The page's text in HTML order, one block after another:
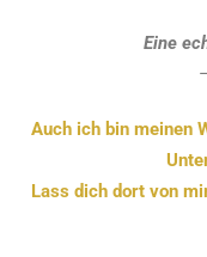
Eine
Auch ich bin meinen
Lass dich dort von